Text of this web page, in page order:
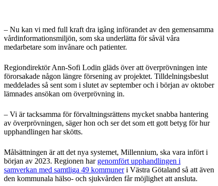
– Nu kan vi med full kraft dra igång införandet av den gemensamma
vårdinformationsmiljön, som ska underlätta för såväl våra
medarbetare som invånare och patienter.
Regiondirektör Ann-Sofi Lodin gläds över att överprövningen inte
förorsakade någon längre försening av projektet. Tilldelningsbeslut
meddelades så sent som i slutet av september och i början av oktober
lämnades ansökan om överprövning in.
– Vi är tacksamma för förvaltningsrättens mycket snabba hantering
av överprövningen, säger hon och ser det som ett gott betyg för hur
upphandlingen har skötts.
Målsättningen är att det nya systemet, Millennium, ska vara infört i
början av 2023. Regionen har genomfört upphandlingen i
samverkan med samtliga 49 kommuneri Västra Götaland så att även
den kommunala hälso- och sjukvården får möjlighet att ansluta.